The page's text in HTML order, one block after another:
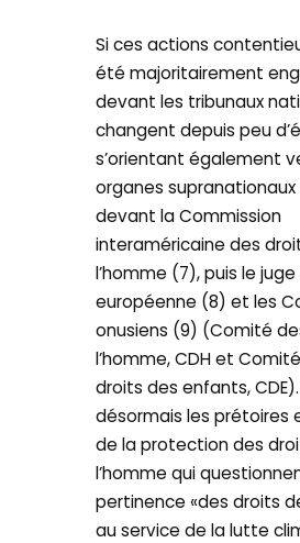
Si ces actions
été majoritairement
devant les tribunaux
changent depuis peu
s’orientant également
organes supranationaux
devant la Commission
interaméricaine des
l’homme (7), puis le juge
européenne (8) et les
onusiens (9) (Comité
l’homme, CDH et
droits des enfants,
désormais les prétoires
de la protection des
l’homme qui
pertinence «des droits
au service de la lutte